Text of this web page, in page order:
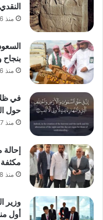
منذ 6 ساعات
منذ 6 ساعات
حول
منذ 7 ساعات
مكثفة
منذ 8 ساعات
وزير
أول